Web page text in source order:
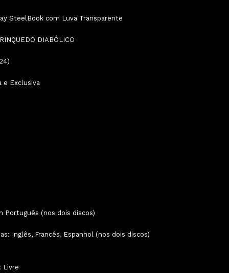
SteelBook com Luva Transparente
DIABÓLICO
e Exclusiva
Português (nos dois discos)
Inglês, Francês, Espanhol (nos dois discos)
Livre